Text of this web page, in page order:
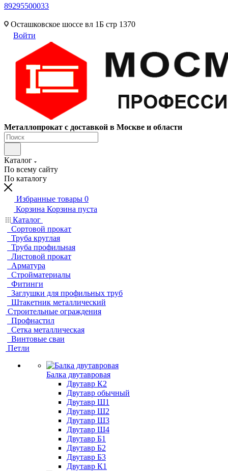
89295500033
Осташковское шоссе вл 1Б стр 1370
Войти
Металлопрокат с доставкой в Москве и области
Каталог
По всему сайту
По каталогу
Избранные товары 0
Корзина Корзина пуста
Каталог
Сортовой прокат
Труба круглая
Труба профильная
Листовой прокат
Арматура
Стройматериалы
Фитинги
Заглушки для профильных труб
Штакетник металлический
Строительные ограждения
Профнастил
Сетка металлическая
Винтовые сваи
Петли
Балка двутавровая
Двутавр К2
Двутавр обычный
Двутавр Ш1
Двутавр Ш2
Двутавр Ш3
Двутавр Ш4
Двутавр Б1
Двутавр Б2
Двутавр Б3
Двутавр К1